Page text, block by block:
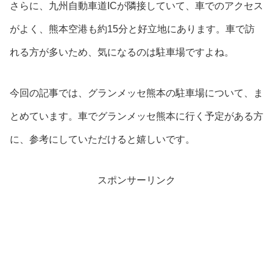
さらに、九州自動車道ICが隣接していて、車でのアクセス
がよく、熊本空港も約15分と好立地にあります。車で訪
れる方が多いため、気になるのは駐車場ですよね。
今回の記事では、グランメッセ熊本の駐車場について、ま
とめています。車でグランメッセ熊本に行く予定がある方
に、参考にしていただけると嬉しいです。
スポンサーリンク